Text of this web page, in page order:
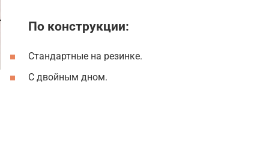
По конструкции:
Стандартные на резинке.
С двойным дном.